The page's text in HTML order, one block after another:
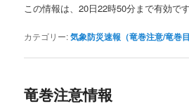
この情報は、20日22時50分まで有効です
カテゴリー:気象防災速報（竜巻注意/竜巻目
竜巻注意情報